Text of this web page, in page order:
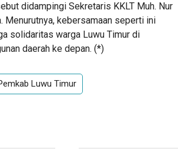
didampingi Sekretaris KKLT Muh. Nur
Menurutnya, kebersamaan seperti ini
solidaritas warga Luwu Timur di
daerah ke depan. (*)
Luwu Timur